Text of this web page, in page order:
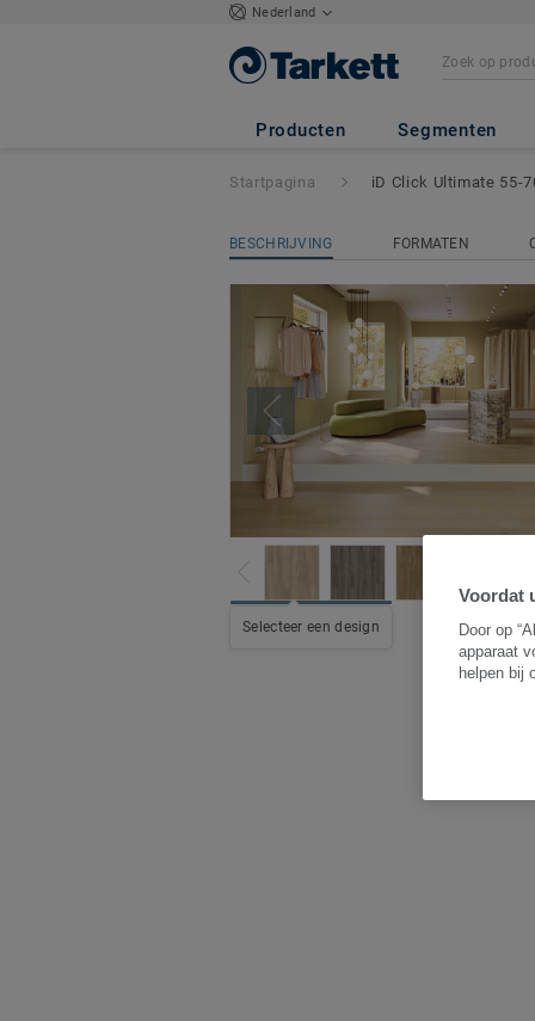
Nederland
Producten Segmenten
iD Click Ultimate
Startpagina iD Click Ultimate 55-
BESCHRIJVING FORMATEN
Selecteer een design
Voordat
Door op
apparaat
helpen bij